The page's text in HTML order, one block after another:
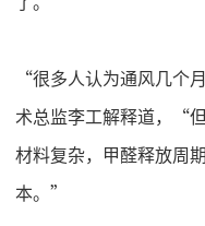
“很多人认为通风几个
术总监李工解释道，“
材料复杂，甲醛释放周
本。”